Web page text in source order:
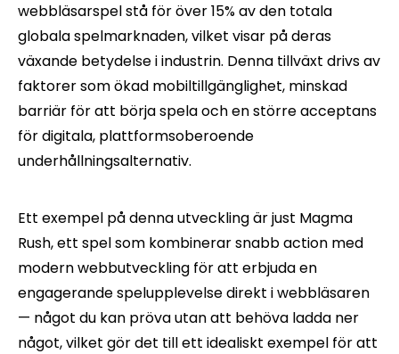
webbläsarspel stå för över 15% av den totala
globala spelmarknaden, vilket visar på deras
växande betydelse i industrin. Denna tillväxt drivs av
faktorer som ökad mobiltillgänglighet, minskad
barriär för att börja spela och en större acceptans
för digitala, plattformsoberoende
underhållningsalternativ.
Ett exempel på denna utveckling är just Magma
Rush, ett spel som kombinerar snabb action med
modern webbutveckling för att erbjuda en
engagerande spelupplevelse direkt i webbläsaren
— något du kan pröva utan att behöva ladda ner
något, vilket gör det till ett idealiskt exempel för att